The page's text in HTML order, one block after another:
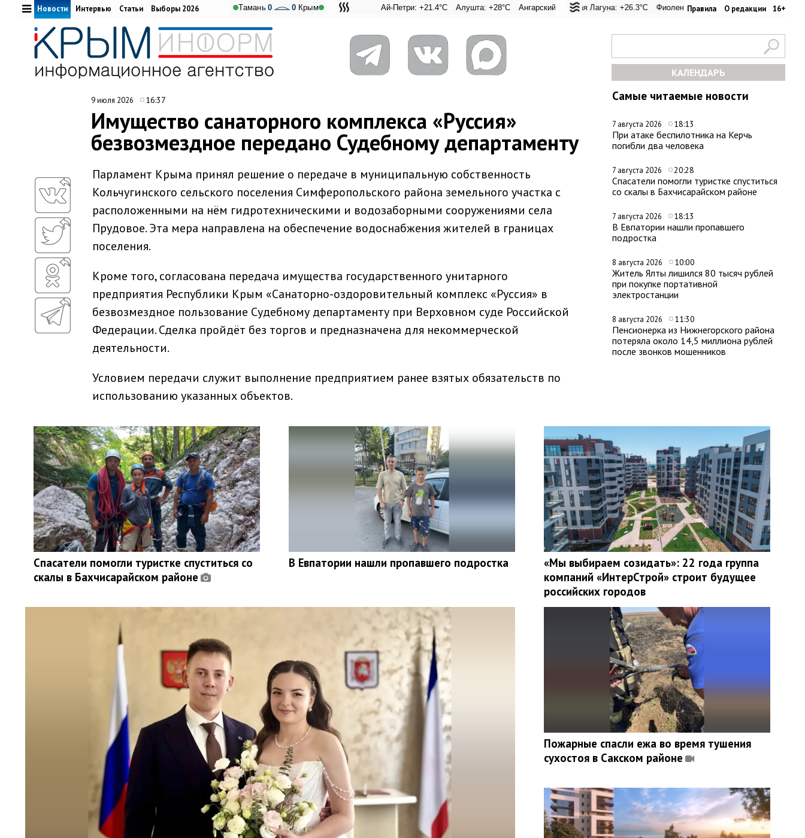
Правила О редакции 16+
Адмиральская Лагуна: +26.3°C Фиолент: +26.6°C Казачья бухта: +26.6°C
Ай-Петри: +21.4°C Алушта: +28°C Ангарский перевал: +24.9°C Евпатория: +33.8°C Керчь: +31°C Никитский сад:
Тамань 0 0 Крым
Новости Интервью Статьи Выборы 2026
КАЛЕНДАРЬ
Самые читаемые новости
7 августа 2026 18:13
При атаке беспилотника на Керчь
погибли два человека
7 августа 2026 20:28
Спасатели помогли туристке спуститься
со скалы в Бахчисарайском районе
7 августа 2026 18:13
В Евпатории нашли пропавшего
подростка
8 августа 2026 10:00
Житель Ялты лишился 80 тысяч рублей
при покупке портативной
электростанции
8 августа 2026 11:30
Пенсионерка из Нижнегорского района
потеряла около 14,5 миллиона рублей
после звонков мошенников
9 июля 2026 16:37
Имущество санаторного комплекса «Руссия»
безвозмездное передано Судебному департаменту
Парламент Крыма принял решение о передаче в муниципальную собственность
Кольчугинского сельского поселения Симферопольского района земельного участка с
расположенными на нём гидротехническими и водозаборными сооружениями села
Прудовое. Эта мера направлена на обеспечение водоснабжения жителей в границах
поселения.
Кроме того, согласована передача имущества государственного унитарного
предприятия Республики Крым «Санаторно-оздоровительный комплекс «Руссия» в
безвозмездное пользование Судебному департаменту при Верховном суде Российской
Федерации. Сделка пройдёт без торгов и предназначена для некоммерческой
деятельности.
Условием передачи служит выполнение предприятием ранее взятых обязательств по
использованию указанных объектов.
Спасатели помогли туристке спуститься со
скалы в Бахчисарайском районе
В Евпатории нашли пропавшего подростка
«Мы выбираем созидать»: 22 года группа
компаний «ИнтерСтрой» строит будущее
российских городов
Пожарные спасли ежа во время тушения
сухостоя в Сакском районе